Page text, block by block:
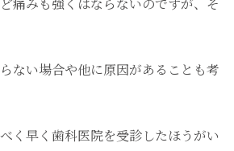
痛みも強くはならないのですが、そ
ない場合や他に原因があることも考
く早く歯科医院を受診したほうがい